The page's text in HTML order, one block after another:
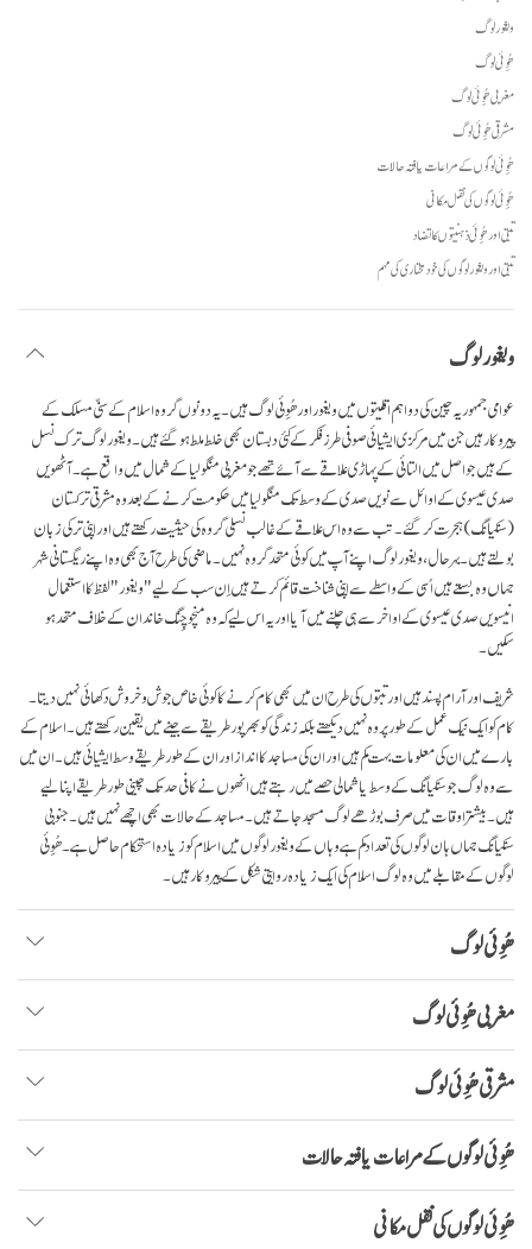
ویغور لوگ
ھُوِئی لوگ
مغربی ھُوِئی لوگ
مشرقی ھُوِئی لوگ
ھُوِئی لوگوں کے مراعات یافتہ حالات
ھُوِئی لوگوں کی نقل مکانی
تبتی اور ھُوِئی ذہنیتوں کا تضاد
تبتی اور ویغور لوگوں کی خود مختاری کی مہم
ویغور لوگ
عوامی جمہوریہ چین کی دو اہم اقلیتوں میں ویغور اور ھُوِئی لوگ ہیں۔ یہ دونوں گروہ اسلام کے سنّی مسلک کے
پیروکار ہیں جن میں مرکزی ایشیائی صوفی طرز فکر کے کئی دبستان بھی خلط ملط ہو گئے ہیں۔ ویغور لوگ ترک نسل
کے ہیں جو اصل میں التائی کے پہاڑی علاقے سے آئے تھے جو مغربی منگولیا کے شمال میں واقع ہے۔ آٹھویں
صدی عیسوی کے اوائل سے نویں صدی کے وسط تک منگولیا میں حکومت کرنے کے بعد وہ مشرقی ترکستان
(سنکیانگ) ہجرت کر گئے۔ تب سے وہ اس علاقے کے غالب نسلی گروہ کی حیثیت رکھتے ہیں اور اپنی ترکی زبان
بولتے ہیں۔ بہرحال، ویغور لوگ اپنے آپ میں کوئی متحد گروہ نہیں ۔ ماضی کی طرح آج بھی وہ اپنے ریگستانی شہر
جہاں وہ بستے ہیں اُسی کے واسطے سے اپنی شناخت قائم کرتے ہیں اِن سب کے لیے "ویغور" لفظ کا استعمال
انیسویں صدی عیسوی کے اواخر سے ہی چلنے میں آیا اور یہ اس لیے کہ وہ منچو چِنگ خاندان کے خلاف متحد ہو
سکیں۔
شریف اور آرام پسند ہیں اور تبتوں کی طرح ان میں بھی کام کرنے کا کوئی خاص جوش و خروش دکھائی نہیں دیتا۔
کام کو ایک نیک عمل کے طور پر وہ نہیں دیکھتے بلکہ زندگی کو بھرپور طریقے سے جینے میں یقین رکھتے ہیں۔ اسلام کے
بارے میں ان کی معلومات بہت کم ہیں اور ان کی مساجد کا انداز اور ان کے طور طریقے وسط ایشیائی ہیں۔ ان میں
سے وہ لوگ جو سنکیانگ کے وسط یا شمالی حصے میں رہتے ہیں انھوں نے کافی حد تک چینی طور طریقے اپنا لیے
ہیں۔ بیشتر اوقات میں صرف بوڑھے لوگ مسجد جاتے ہیں۔ مساجد کے حالات بھی اچھے نہیں ہیں۔ جنوبی
سنکیانگ جہاں ہان لوگوں کی تعداد کم ہے وہاں کے ویغور لوگوں میں اسلام کو زیادہ استحکام حاصل ہے۔ ھُوِئی
لوگوں کے مقابلے میں وہ لوگ اسلام کی ایک زیادہ روایتی شکل کے پیروکار ہیں۔
ھُوِئی لوگ
مغربی ھُوِئی لوگ
مشرقی ھُوِئی لوگ
ھُوِئی لوگوں کے مراعات یافتہ حالات
ھُوِئی لوگوں کی نقل مکانی